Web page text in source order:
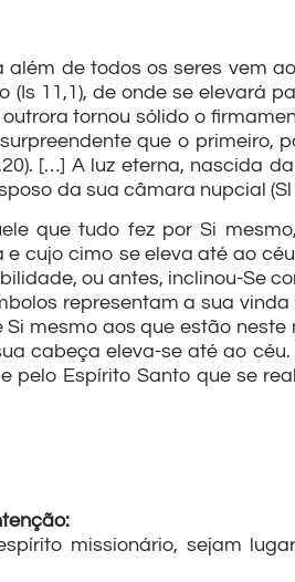
de todos os seres vem
(Is 11,1), de onde se elevará
tornou sólido o
que o primeiro,
[…] A luz eterna, nascida
da sua câmara nupcial (Sl
que tudo fez por Si
cujo cimo se eleva até ao
ou antes, inclinou-Se
representam a sua
mesmo aos que estão neste
cabeça eleva-se até ao
pelo Espírito Santo que se
missionário, sejam